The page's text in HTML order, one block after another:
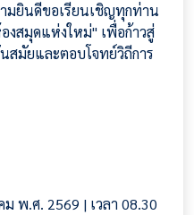
มยินดีขอเรียนเชิญทุกท่าน
งสมุดแห่งใหม่" เพื่อก้าวสู่
มัยและตอบโจทย์วิถีการ
พ.ศ. 2569 | เวลา 08.30